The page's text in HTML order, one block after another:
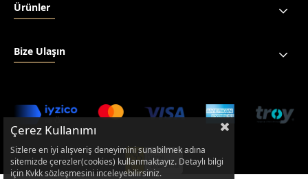
Ürünler
Bize Ulaşın
Çerez Kullanımı
Sizlere en iyi alışveriş deneyimini sunabilmek adına
sitemizde çerezler(cookies) kullanmaktayız. Detaylı bilgi
için Kvkk sözleşmesini inceleyebilirsiniz.